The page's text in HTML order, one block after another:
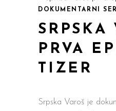
DOKUMENTARNI
SRPSKA
PRVA
TIZER
Srpska Varoš je